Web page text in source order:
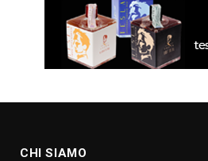
CHI SIAMO